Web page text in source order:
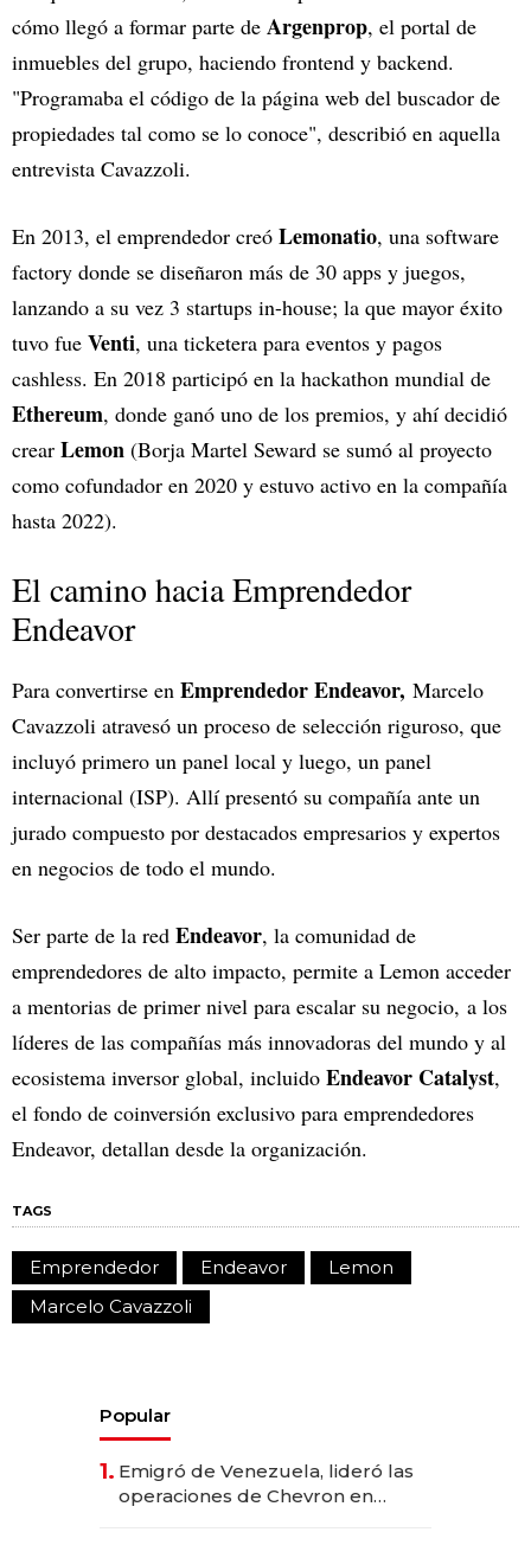
cómo llegó a formar parte de Argenprop, el portal de
inmuebles del grupo, haciendo frontend y backend.
"Programaba el código de la página web del buscador de
propiedades tal como se lo conoce", describió en aquella
entrevista Cavazzoli.
En 2013, el emprendedor creó Lemonatio, una software
factory donde se diseñaron más de 30 apps y juegos,
lanzando a su vez 3 startups in-house; la que mayor éxito
tuvo fue Venti, una ticketera para eventos y pagos
cashless. En 2018 participó en la hackathon mundial de
Ethereum, donde ganó uno de los premios, y ahí decidió
crear Lemon (Borja Martel Seward se sumó al proyecto
como cofundador en 2020 y estuvo activo en la compañía
hasta 2022).
El camino hacia Emprendedor
Endeavor
Para convertirse en Emprendedor Endeavor, Marcelo
Cavazzoli atravesó un proceso de selección riguroso, que
incluyó primero un panel local y luego, un panel
internacional (ISP). Allí presentó su compañía ante un
jurado compuesto por destacados empresarios y expertos
en negocios de todo el mundo.
Ser parte de la red Endeavor, la comunidad de
emprendedores de alto impacto, permite a Lemon acceder
a mentorias de primer nivel para escalar su negocio, a los
líderes de las compañías más innovadoras del mundo y al
ecosistema inversor global, incluido Endeavor Catalyst,
el fondo de coinversión exclusivo para emprendedores
Endeavor, detallan desde la organización.
TAGS
Emprendedor Endeavor
Lemon
Marcelo Cavazzoli
Popular
1. Emigró de Venezuela, lideró las
operaciones de Chevron en